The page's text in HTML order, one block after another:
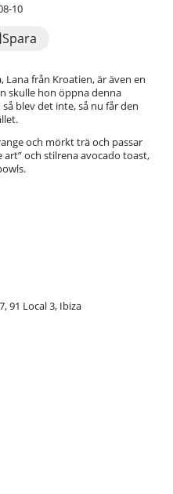
10
Spara
Lana från Kroatien, är även en
skulle hon öppna denna
blev det inte, så nu får den
och mörkt trä och passar
och stilrena avocado toast,
91 Local 3, Ibiza